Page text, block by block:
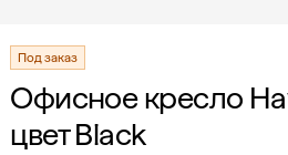
Под заказ
Офисное кресло
цвет Black